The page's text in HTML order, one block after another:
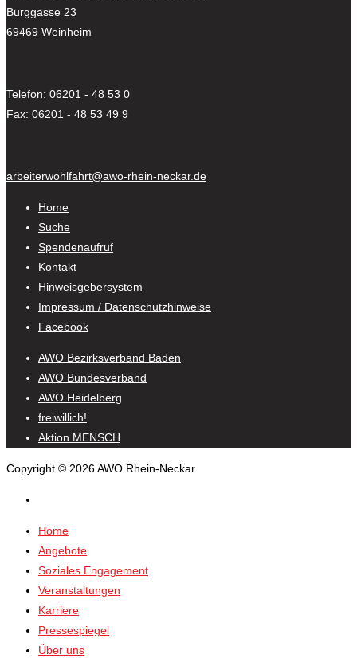
Burggasse 23
69469 Weinheim
Telefon: 06201 - 48 53 0
Fax: 06201 - 48 53 49 9
arbeiterwohlfahrt@awo-rhein-neckar.de
Home
Suche
Spendenaufruf
Kontakt
Hinweisgebersystem
Impressum / Datenschutzhinweise
Facebook
AWO Bezirksverband Baden
AWO Bundesverband
AWO Heidelberg
freiwillich!
Aktion MENSCH
Copyright © 2026 AWO Rhein-Neckar
Home
Angebote
Soziales Engagement
Veranstaltungen
Karriere
Pressespiegel
Über uns